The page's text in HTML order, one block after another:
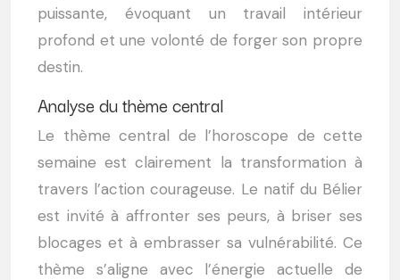
puissante, évoquant un travail intérieur
profond et une volonté de forger son propre
destin.
Analyse du thème central
Le thème central de l’horoscope de cette
semaine est clairement la transformation à
travers l’action courageuse. Le natif du Bélier
est invité à affronter ses peurs, à briser ses
blocages et à embrasser sa vulnérabilité. Ce
thème s’aligne avec l’énergie actuelle de